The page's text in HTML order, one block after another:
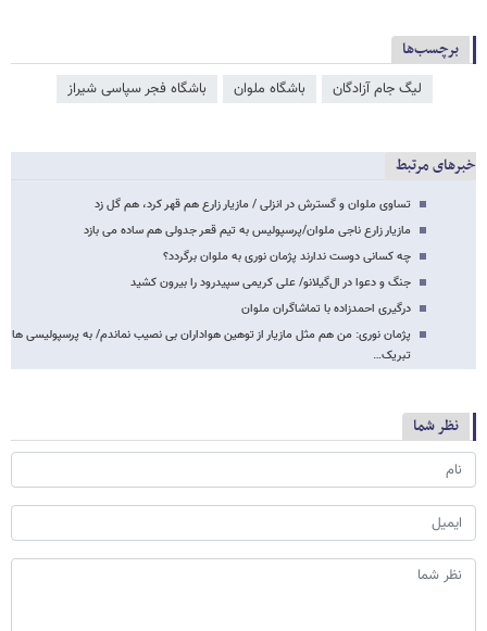
برچسب‌ها
لیگ جام آزادگان باشگاه ملوان باشگاه فجر سپاسی شیراز
خبرهای مرتبط
تساوی ملوان و گسترش در انزلی / مازیار زارع هم قهر کرد، هم گل زد
مازیار زارع ناجی ملوان/پرسپولیس به تیم قعر جدولی هم ساده می بازد
چه کسانی دوست ندارند پژمان نوری به ملوان برگردد؟
جنگ و دعوا در ال‌گیلانو/ علی کریمی سپیدرود را بیرون کشید
درگیری احمدزاده با تماشاگران ملوان
پژمان نوری: من هم مثل مازیار از توهین هواداران بی نصیب نماندم/ به پرسپولیسی ها
تبریک…
نظر شما